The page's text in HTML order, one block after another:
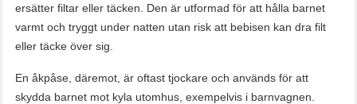
ersätter filtar eller täcken. Den är utformad för att hålla barnet
varmt och tryggt under natten utan risk att bebisen kan dra filt
eller täcke över sig.
En åkpåse, däremot, är oftast tjockare och används för att
skydda barnet mot kyla utomhus, exempelvis i barnvagnen.